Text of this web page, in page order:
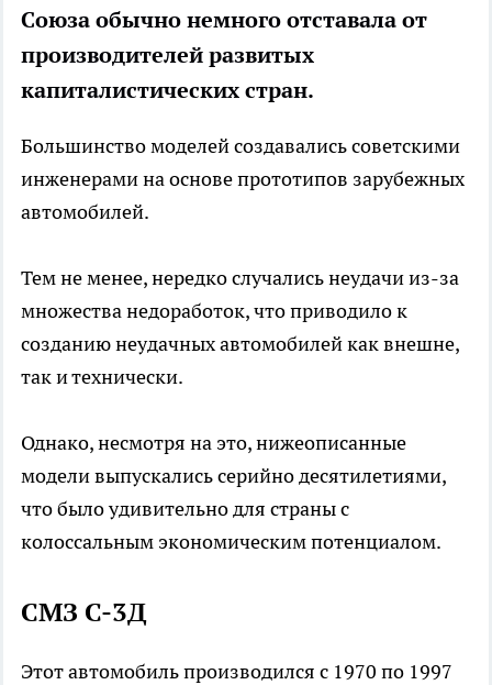
Союза обычно немного отставала от
производителей развитых
капиталистических стран.
Большинство моделей создавались советскими
инженерами на основе прототипов зарубежных
автомобилей.
Тем не менее, нередко случались неудачи из-за
множества недоработок, что приводило к
созданию неудачных автомобилей как внешне,
так и технически.
Однако, несмотря на это, нижеописанные
модели выпускались серийно десятилетиями,
что было удивительно для страны с
колоссальным экономическим потенциалом.
СМЗ С-3Д
Этот автомобиль производился с 1970 по 1997